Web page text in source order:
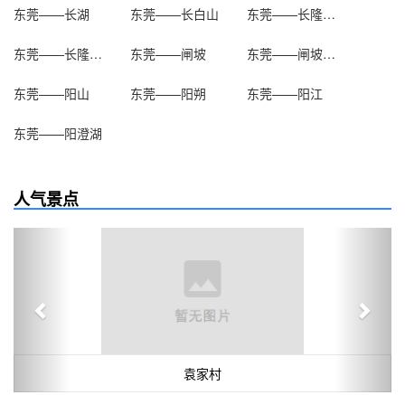
东莞——长湖 东莞——长白山 东莞——长隆欢乐世界
东莞——长隆水上乐园 东莞——闸坡 东莞——闸坡大角湾
东莞——阳山 东莞——阳朔 东莞——阳江
东莞——阳澄湖
人气景点
袁家村